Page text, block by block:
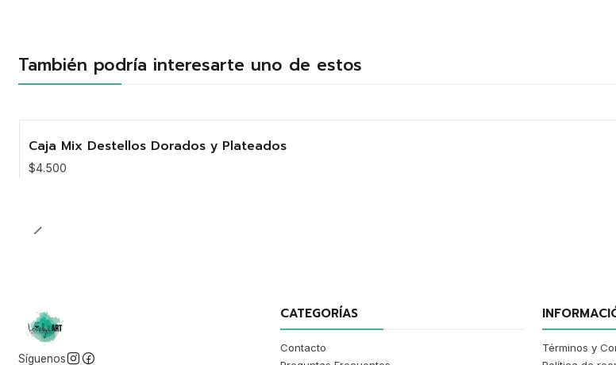
También podría interesarte uno de estos
Caja Mix Destellos Dorados y Plateados
$4.500
Síguenos
CATEGORÍAS
Contacto
Términos y